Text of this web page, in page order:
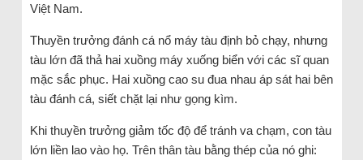
Việt Nam.
Thuyền trưởng đánh cá nổ máy tàu định bỏ chạy, nhưng
tàu lớn đã thả hai xuồng máy xuống biển với các sĩ quan
mặc sắc phục. Hai xuồng cao su đua nhau áp sát hai bên
tàu đánh cá, siết chặt lại như gọng kìm.
Khi thuyền trưởng giảm tốc độ để tránh va chạm, con tàu
lớn liền lao vào họ. Trên thân tàu bằng thép của nó ghi: